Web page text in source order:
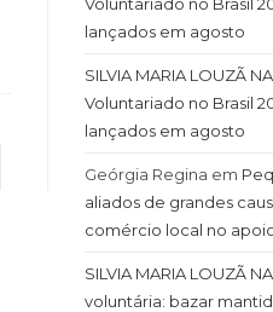
lançados em agosto
SILVIA MARIA LOUZÃ
Voluntariado no Brasil
lançados em agosto
Geórgia Regina em
aliados de grandes
comércio local no
SILVIA MARIA LOUZÃ
voluntária: bazar